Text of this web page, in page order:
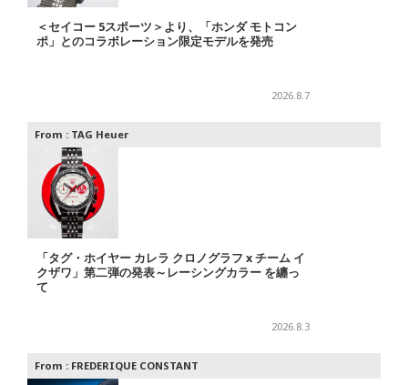
＜セイコー 5スポーツ＞より、「ホンダ モトコン
ポ」とのコラボレーション限定モデルを発売
2026.8.7
From : TAG Heuer
「タグ・ホイヤー カレラ クロノグラフ x チーム イ
クザワ」第二弾の発表～レーシングカラー を纏っ
て
2026.8.3
From : FREDERIQUE CONSTANT